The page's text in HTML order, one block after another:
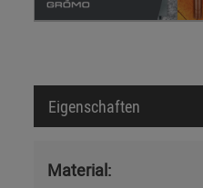
Eigenschaften
Material: